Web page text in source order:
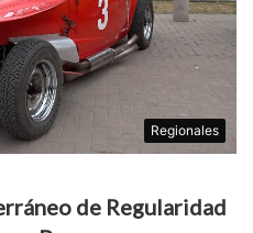
Regionales
de Regularidad